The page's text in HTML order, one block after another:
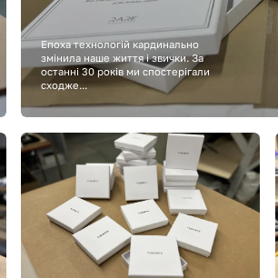
Епоха технологій кардинально
змінила наше життя і звички. За
останні 30 років ми спостерігали
сходже...